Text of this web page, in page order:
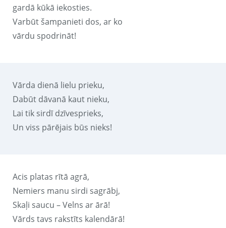
gardā kūkā iekosties.
Varbūt šampanieti dos, ar ko
vārdu spodrināt!
Vārda dienā lielu prieku,
Dabūt dāvanā kaut nieku,
Lai tik sirdī dzīvesprieks,
Un viss pārējais būs nieks!
Acis platas rītā agrā,
Nemiers manu sirdi sagrābj,
Skaļi saucu – Velns ar ārā!
Vārds tavs rakstīts kalendārā!